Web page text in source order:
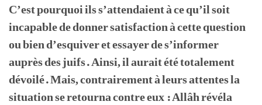
C’est pourquoi ils s’attendaient à ce qu’il soit
incapable de donner satisfaction à cette question
ou bien d’esquiver et essayer de s’informer
auprès des juifs. Ainsi, il aurait été totalement
dévoilé. Mais, contrairement à leurs attentes la
situation se retourna contre eux : Allâh révéla